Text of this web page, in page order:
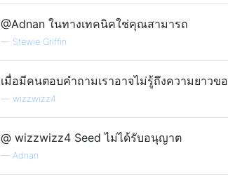
@Adnan ในทางเทคนิคใช่คุณสามารถ
— Stewie Griffin
เมื่อมีคนตอบคำถามเราอาจไม่รู้ถึงความยาวข
wizzwizz4
@ wizzwizz4 Seed ไม่ได้รับอนุญาต
— Adnan